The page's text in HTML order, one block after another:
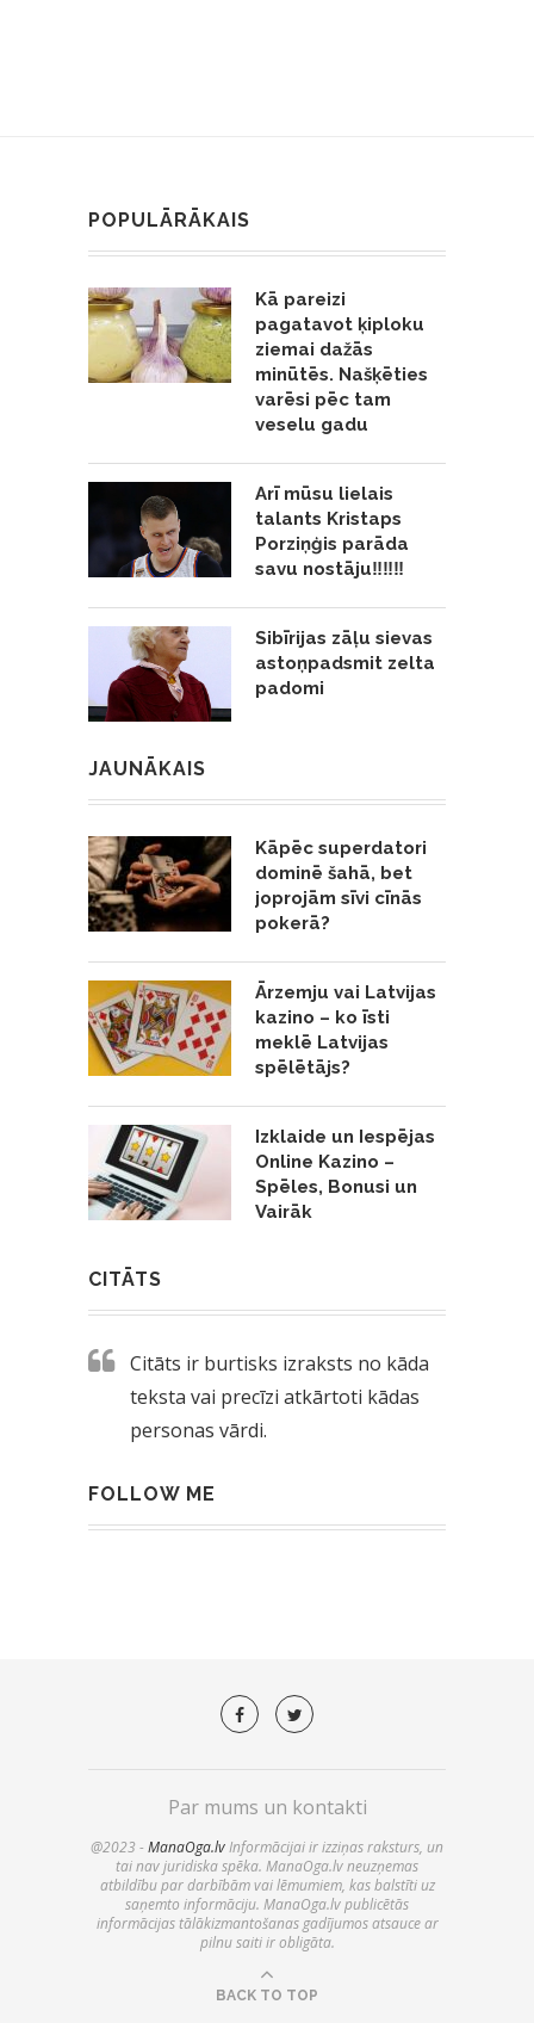
POPULĀRĀKAIS
Kā pareizi
pagatavot ķiploku
ziemai dažās
minūtēs. Našķēties
varēsi pēc tam
veselu gadu
Arī mūsu lielais
talants Kristaps
Porziņģis parāda
savu nostāju‼️‼️‼️
Sibīrijas zāļu sievas
astoņpadsmit zelta
padomi
JAUNĀKAIS
Kāpēc superdatori
dominē šahā, bet
joprojām sīvi cīnās
pokerā?
Ārzemju vai Latvijas
kazino – ko īsti
meklē Latvijas
spēlētājs?
Izklaide un Iespējas
Online Kazino –
Spēles, Bonusi un
Vairāk
CITĀTS
Citāts ir burtisks izraksts no kāda
teksta vai precīzi atkārtoti kādas
personas vārdi.
FOLLOW ME
Par mums un kontakti
@2023 - ManaOga.lvInformācijai ir izziņas raksturs, un
tai nav juridiska spēka. ManaOga.lv neuzņemas
atbildību par darbībām vai lēmumiem, kas balstīti uz
saņemto informāciju. ManaOga.lv publicētās
informācijas tālākizmantošanas gadījumos atsauce ar
pilnu saiti ir obligāta.
BACK TO TOP